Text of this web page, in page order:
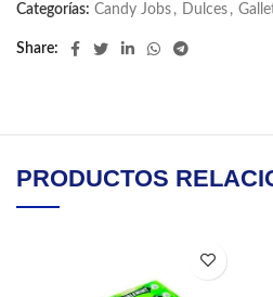
Categorías: Candy Jobs , Dulces ,
Share
PRODUCTOS